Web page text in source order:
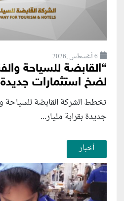
6 أغسطس ,2026
“القابضة للسياحة
لضخ استثمارات جديدة
تخطط الشركة القابضة للسياحة
جديدة بقرابة مليار...
أخبار